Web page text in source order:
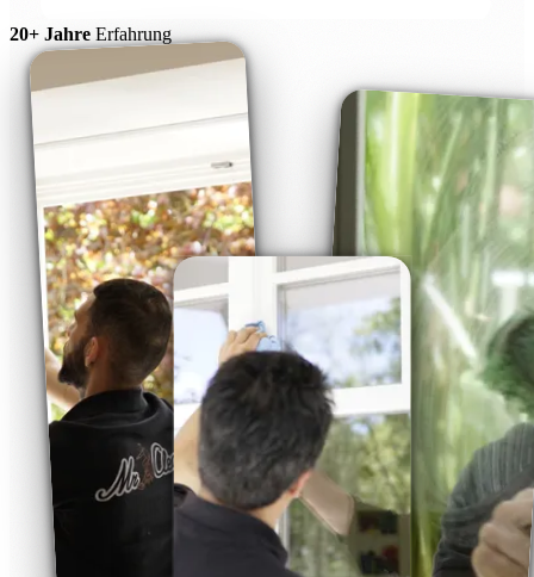
20+ Jahre Erfahrung